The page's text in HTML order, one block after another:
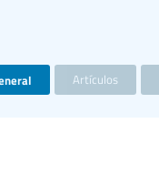
Artículos